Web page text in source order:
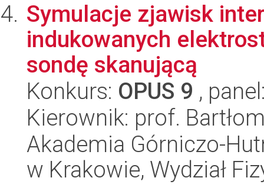
Symulacje zjawisk
indukowanych
sondę skanującą
Konkurs: OPUS 9 ,
Kierownik: prof.
Akademia Górniczo-
w Krakowie, Wydział